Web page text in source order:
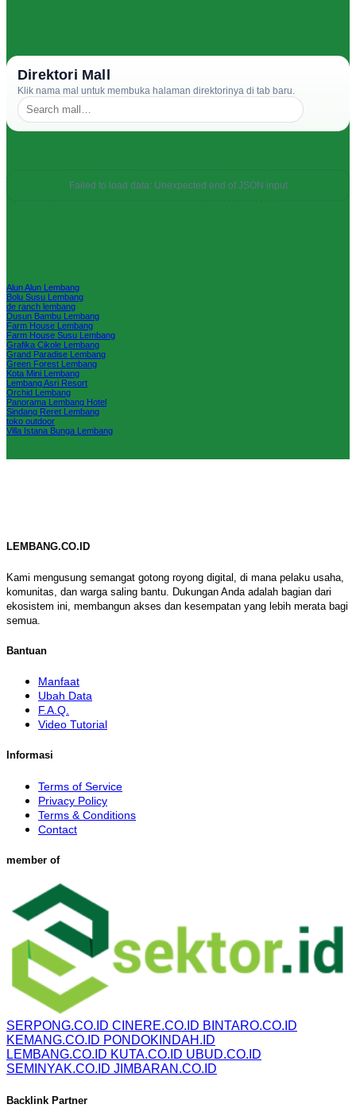
Direktori Mall
Klik nama mal untuk membuka halaman direktorinya di tab baru.
Failed to load data: Unexpected end of JSON input
Alun Alun Lembang
Bolu Susu Lembang
de ranch lembang
Dusun Bambu Lembang
Farm House Lembang
Farm House Susu Lembang
Grafika Cikole Lembang
Grand Paradise Lembang
Green Forest Lembang
Kota Mini Lembang
Lembang Asri Resort
Orchid Lembang
Panorama Lembang Hotel
Sindang Reret Lembang
toko outdoor
Villa Istana Bunga Lembang
LEMBANG.CO.ID
Kami mengusung semangat gotong royong digital, di mana pelaku usaha,
komunitas, dan warga saling bantu. Dukungan Anda adalah bagian dari
ekosistem ini, membangun akses dan kesempatan yang lebih merata bagi
semua.
Bantuan
Manfaat
Ubah Data
F.A.Q.
Video Tutorial
Informasi
Terms of Service
Privacy Policy
Terms & Conditions
Contact
member of
SERPONG.CO.ID CINERE.CO.ID BINTARO.CO.ID
KEMANG.CO.ID PONDOKINDAH.ID
LEMBANG.CO.ID KUTA.CO.ID UBUD.CO.ID
SEMINYAK.CO.ID JIMBARAN.CO.ID
Backlink Partner